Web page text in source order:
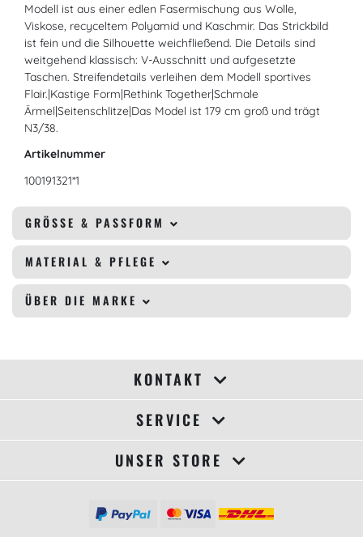
Modell ist aus einer edlen Fasermischung aus Wolle,
Viskose, recyceltem Polyamid und Kaschmir. Das Strickbild
ist fein und die Silhouette weichfließend. Die Details sind
weitgehend klassisch: V-Ausschnitt und aufgesetzte
Taschen. Streifendetails verleihen dem Modell sportives
Flair.|Kastige Form|Rethink Together|Schmale
Ärmel|Seitenschlitze|Das Model ist 179 cm groß und trägt
N3/38.
Artikelnummer
100191321*1
GRÖSSE & PASSFORM
MATERIAL & PFLEGE
ÜBER DIE MARKE
KONTAKT
SERVICE
UNSER STORE